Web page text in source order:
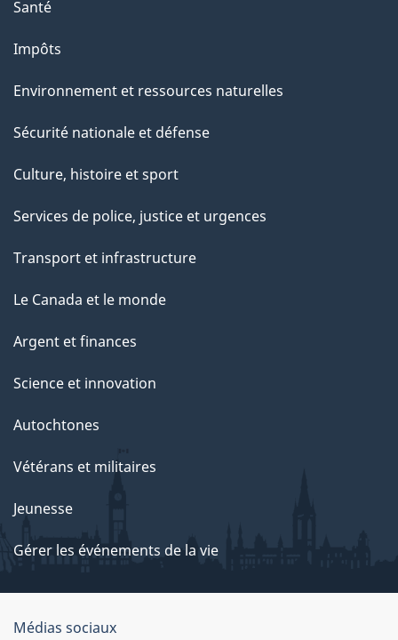
a
g
Santé
Impôts
Environnement et ressources naturelles
Sécurité nationale et défense
Culture, histoire et sport
Services de police, justice et urgences
Transport et infrastructure
Le Canada et le monde
Argent et finances
Science et innovation
Autochtones
Vétérans et militaires
Jeunesse
Gérer les événements de la vie
Organisation
Médias sociaux